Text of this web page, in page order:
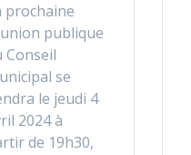
prochaine
publique
Conseil
se
le jeudi 4
2024 à
de 19h30,